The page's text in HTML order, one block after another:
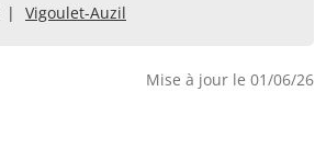
Vigoulet-Auzil
Mise à jour le 01/06/26